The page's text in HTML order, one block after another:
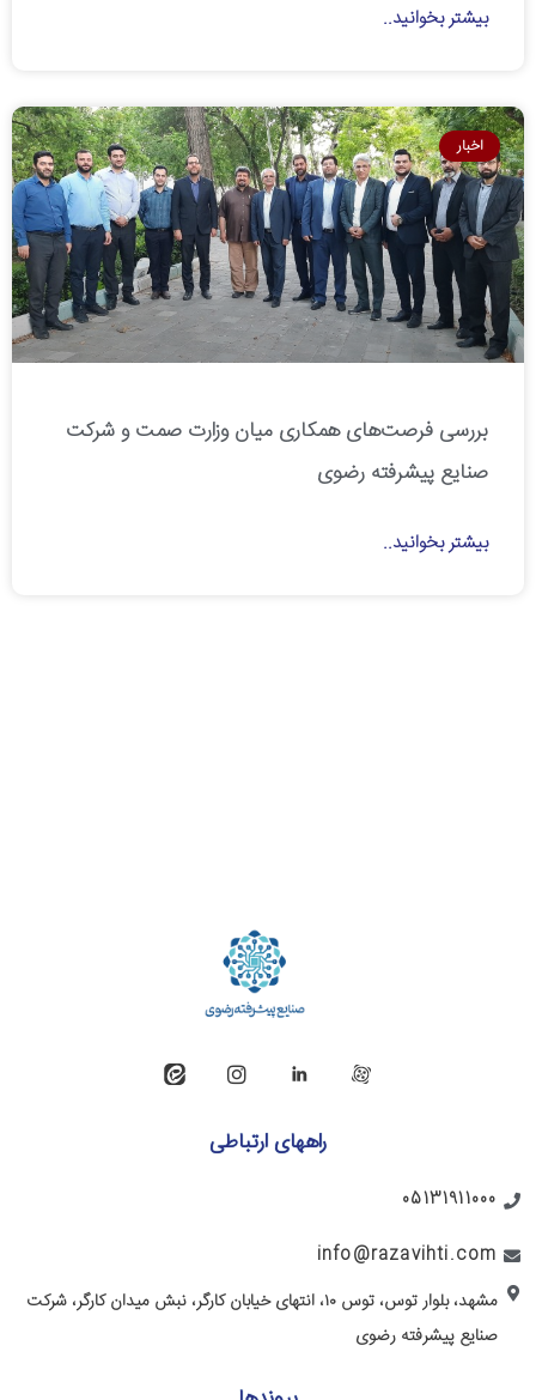
بیشتر بخوانید..
اخبار
بررسی فرصت‌های همکاری میان وزارت صمت و شرکت
صنایع پیشرفته رضوی
بیشتر بخوانید..
راههای ارتباطی
05131911000
info@razavihti.com
مشهد، بلوار توس، توس ۱۰، انتهای خیابان کارگر، نبش میدان کارگر، شرکت
صنایع پیشرفته رضوی